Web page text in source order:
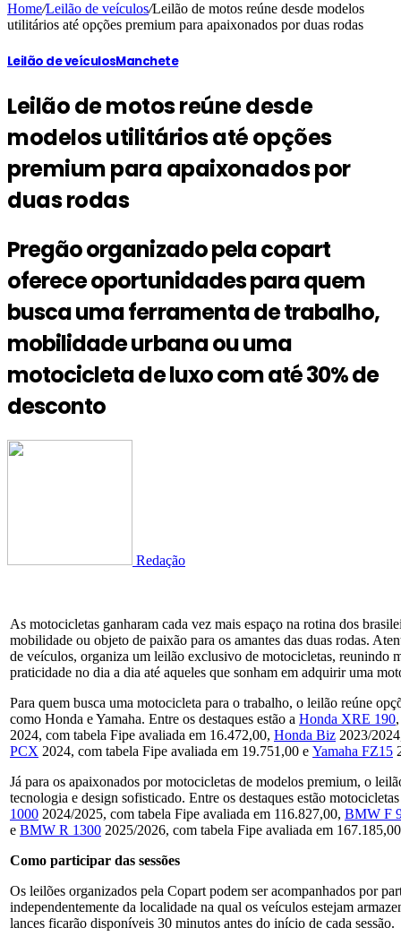
Home/Leilão de veículos/Leilão de motos reúne desde modelos
utilitários até opções premium para apaixonados por duas rodas
Leilão de veículosManchete
Leilão de motos reúne desde
modelos utilitários até opções
premium para apaixonados por
duas rodas
Pregão organizado pela copart
oferece oportunidades para quem
busca uma ferramenta de trabalho,
mobilidade urbana ou uma
motocicleta de luxo com até 30% de
desconto
Redação
As motocicletas ganharam cada vez mais espaço na rotina dos
mobilidade ou objeto de paixão para os amantes das duas rodas.
de veículos, organiza um leilão exclusivo de motocicletas, reunindo
praticidade no dia a dia até aqueles que sonham em adquirir uma
Para quem busca uma motocicleta para o trabalho, o leilão reúne
como Honda e Yamaha. Entre os destaques estão a Honda XRE 190
2024, com tabela Fipe avaliada em 16.472,00, Honda Biz 2023/
PCX 2024, com tabela Fipe avaliada em 19.751,00 e Yamaha FZ15
Já para os apaixonados por motocicletas de modelos premium, o
tecnologia e design sofisticado. Entre os destaques estão
1000 2024/2025, com tabela Fipe avaliada em 116.827,00, BMW F
e BMW R 1300 2025/2026, com tabela Fipe avaliada em
Como participar das sessões
Os leilões organizados pela Copart podem ser acompanhados por
independentemente da localidade na qual os veículos estejam
lances ficarão disponíveis 30 minutos antes do início de cada sessão.